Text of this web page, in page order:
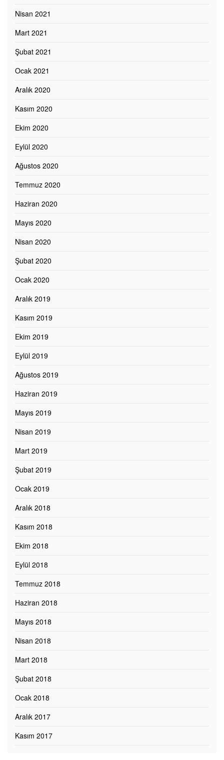
Nisan 2021
Mart 2021
Şubat 2021
Ocak 2021
Aralık 2020
Kasım 2020
Ekim 2020
Eylül 2020
Ağustos 2020
Temmuz 2020
Haziran 2020
Mayıs 2020
Nisan 2020
Şubat 2020
Ocak 2020
Aralık 2019
Kasım 2019
Ekim 2019
Eylül 2019
Ağustos 2019
Haziran 2019
Mayıs 2019
Nisan 2019
Mart 2019
Şubat 2019
Ocak 2019
Aralık 2018
Kasım 2018
Ekim 2018
Eylül 2018
Temmuz 2018
Haziran 2018
Mayıs 2018
Nisan 2018
Mart 2018
Şubat 2018
Ocak 2018
Aralık 2017
Kasım 2017